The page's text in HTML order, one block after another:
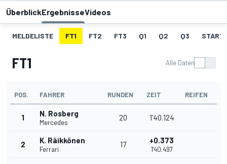
ÜberblickErgebnisseVideos
MELDELISTE FT1 FT2 FT3 Q1 Q2 Q3
FT1 Alle Daten
POS. FAHRER RUNDEN ZEIT REIFEN
1 N. Rosberg
Mercedes
20 1'40.124
2 K. Räikkönen
Ferrari
17 +0.373
1'40.497